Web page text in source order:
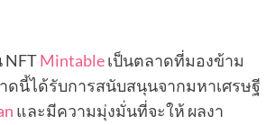
Mintableเป็นตลาดที่มองข้าม
ดนี้ได้รับการสนับสนุนจากมหาเศรษฐี
และมีความมุ่งมั่นที่จะให้ ผลงา